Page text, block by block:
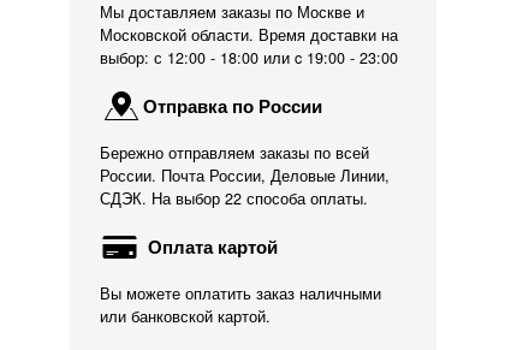
Мы доставляем заказы по Москве и
Московской области. Время доставки на
выбор: с 12:00 - 18:00 или c 19:00 - 23:00
Отправка по России
Бережно отправляем заказы по всей
России. Почта России, Деловые Линии,
СДЭК. На выбор 22 способа оплаты.
Оплата картой
Вы можете оплатить заказ наличными
или банковской картой.